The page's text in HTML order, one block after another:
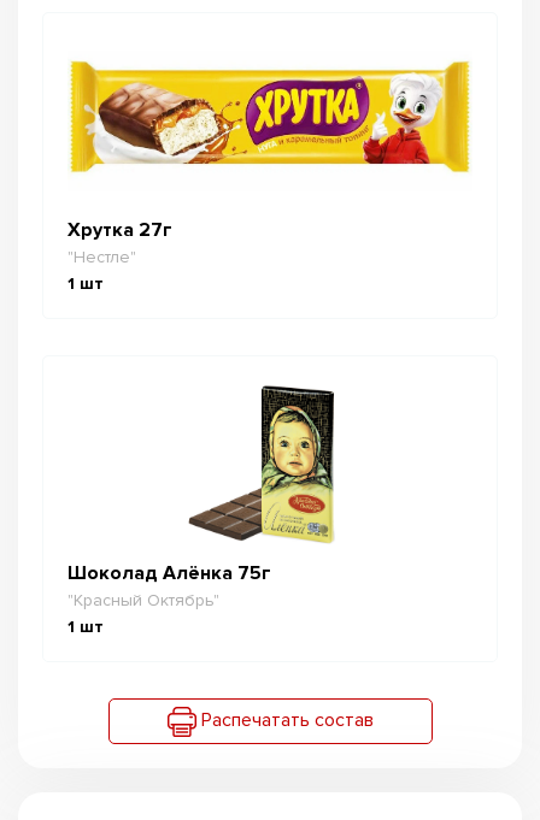
Хрутка 27г
"Нестле"
1 шт
Шоколад Алёнка 75г
"Красный Октябрь"
1 шт
Распечатать состав